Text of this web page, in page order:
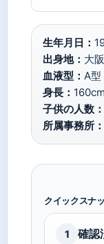
生年月日：
出身地： 大
血液型： A型
身長：
子供の人数：
所属事務所：
クイックスナ
1 確認